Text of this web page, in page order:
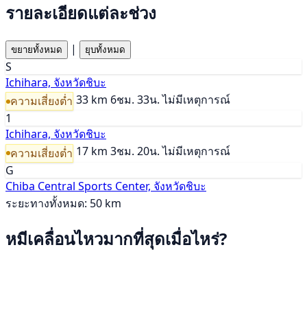
รายละเอียดแต่ละช่วง
ขยายทั้งหมด | ยุบทั้งหมด
S
Ichihara, จังหวัดชิบะ
ความเสี่ยงต่ำ 33 km 6ชม. 33น. ไม่มีเหตุการณ์
1
Ichihara, จังหวัดชิบะ
ความเสี่ยงต่ำ 17 km 3ชม. 20น. ไม่มีเหตุการณ์
G
Chiba Central Sports Center, จังหวัดชิบะ
ระยะทางทั้งหมด: 50 km
หมีเคลื่อนไหวมากที่สุดเมื่อไหร่?